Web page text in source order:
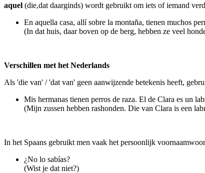
aquel (die,dat daarginds) wordt gebruikt om iets of iemand
En aquella casa, allí sobre la montaña, tienen muchos
(In dat huis, daar boven op de berg, hebben ze veel
Verschillen met het Nederlands
Als 'die van' / 'dat van' geen aanwijzende betekenis heeft,
Mis hermanas tienen perros de raza. El de Clara es un
(Mijn zussen hebben rashonden. Die van Clara is een
In het Spaans gebruikt men vaak het persoonlijk
¿No lo sabías?
(Wist je dat niet?)